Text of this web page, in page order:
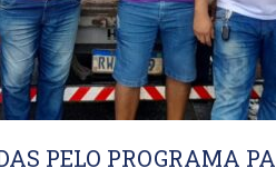
PELO PROGRAMA